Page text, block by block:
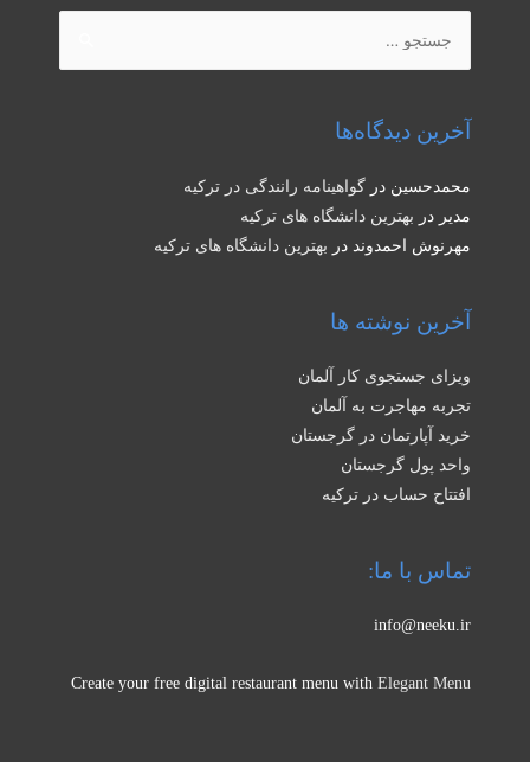
برای:
آخرین دیدگاه‌ها
محمدحسین در گواهینامه رانندگی در ترکیه
مدیر در بهترین دانشگاه های ترکیه
مهرنوش احمدوند در بهترین دانشگاه های ترکیه
آخرین نوشته ها
ویزای جستجوی کار آلمان
تجربه مهاجرت به آلمان
خرید آپارتمان در گرجستان
واحد پول گرجستان
افتتاح حساب در ترکیه
تماس با ما:
info@neeku.ir
Create your free digital restaurant menu with Elegant Menu